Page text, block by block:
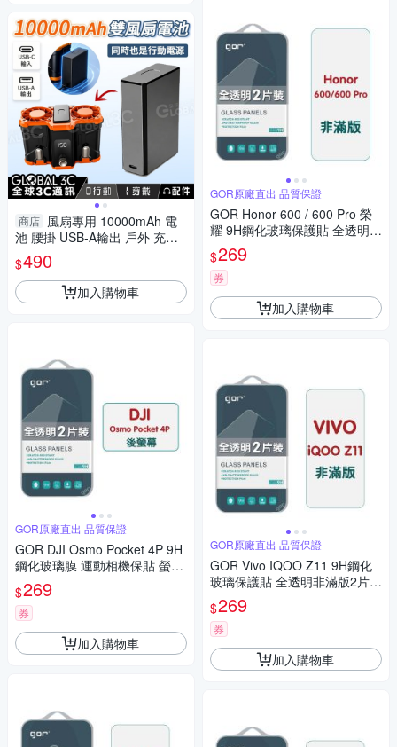
商店 風扇專用 10000mAh 電
池 腰掛 USB-A輸出 戶外 充電
行充
$490
加入購物車
GOR原廠直出 品質保證
GOR DJI Osmo Pocket 4P 9H
鋼化玻璃膜 運動相機保貼 螢幕
保護貼 公司貨
$269
券
加入購物車
GOR原廠直出 品質保證
GOR Honor 600 / 600 Pro 榮
耀 9H鋼化玻璃保護貼 全透明非
滿版2片裝 公司貨
$269
券
加入購物車
GOR原廠直出 品質保證
GOR Vivo IQOO Z11 9H鋼化
玻璃保護貼 全透明非滿版2片裝
公司貨
$269
券
加入購物車